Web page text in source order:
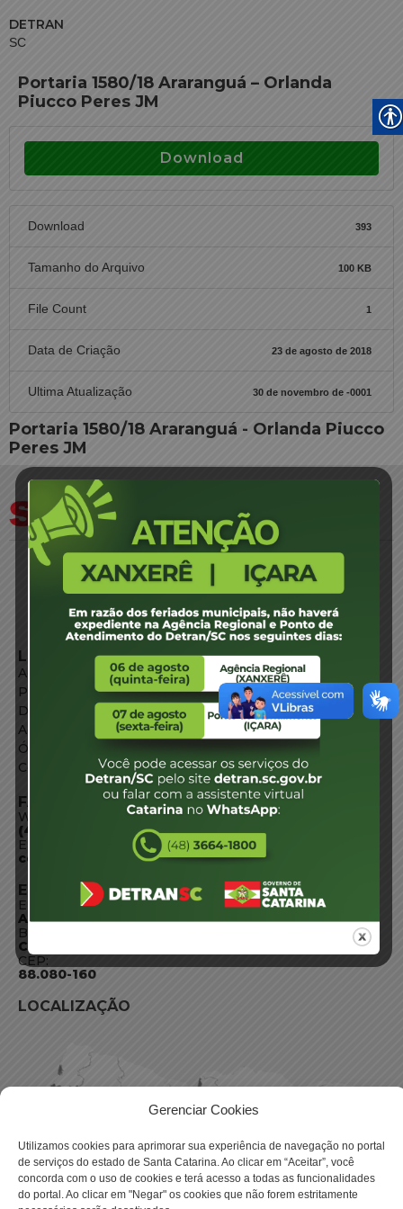
Gerenciar Cookies
Utilizamos cookies para aprimorar sua experiência de navegação no portal
de serviços do estado de Santa Catarina. Ao clicar em “Aceitar”, você
concorda com o uso de cookies e terá acesso a todas as funcionalidades
do portal. Ao clicar em "Negar" os cookies que não forem estritamente
DETRAN
SC
Portaria 1580/18 Araranguá – Orlanda
Piucco Peres JM
Download
Download 393
Tamanho do Arquivo 100 KB
File Count 1
Data de Criação 23 de agosto de 2018
Ultima Atualização 30 de novembro de -0001
Portaria 1580/18 Araranguá - Orlanda Piucco
Peres JM
LINKS EXTERNOS
Agência de Notícias
Portal de Serviços
Diário Oficial
Acesso à Informação
Órgãos do Governo
Conheça SC
FALE CONOSCO
WhatsApp:
(48) 3664-1800
E-mail:
centraldeinformacoes@detran.sc.gov.br
ENDEREÇO
Endereço:
Av. Almirante Tamandaré - 480
Bairro:
Coqueiros, Florianópolis SC
CEP:
88.080-160
LOCALIZAÇÃO